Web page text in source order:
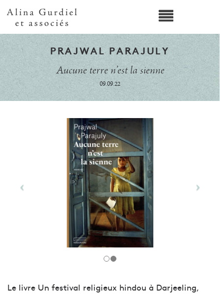
PRAJWAL PARAJULY
Aucune terre n’est la sienne
09.09.22
Le livre Un festival religieux hindou à Darjeeling,